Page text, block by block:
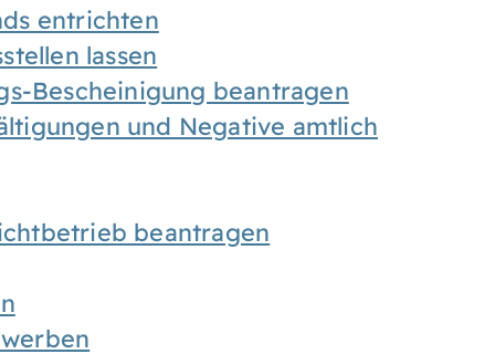
entrichten
lassen
Bescheinigung beantragen
und Negative amtlich
beantragen